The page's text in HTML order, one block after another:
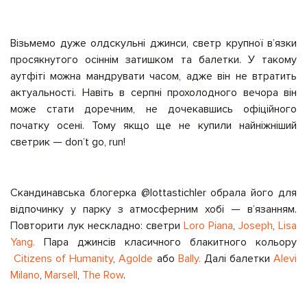
Візьмемо дуже олдскульні джинси, светр крупної вʼязки
просякнутого осіннім затишком та балетки. У такому
аутфіті можна мандрувати часом, адже він не втратить
актуальності. Навіть в серпні прохолодного вечора він
може стати доречним, не дочекавшись офіційного
початку осені. Тому якщо ще не купили найніжніший
светрик — don’t go, run!
Скандинавська блогерка @lottastichler обрала його для
відпочинку у парку з атмосферним хобі — вʼязанням.
Повторити лук нескладно: светри Loro Piana, Joseph, Lisa
Yang. Пара джинсів класичного блакитного кольору
Citizens of Humanity,Agolde або Bally. Далі балеткиAlevi
Milano, Marsell, The Row.